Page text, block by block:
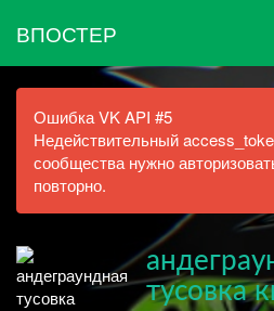
ВПОСТЕР
Ошибка VK API #5
Недействительный
сообщества нужно
повторно.
тусовка